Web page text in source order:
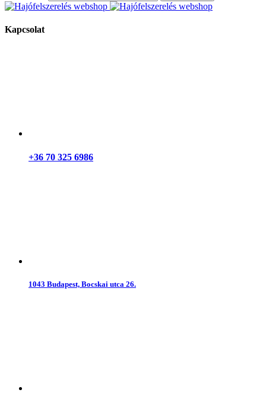
Kapcsolat
+36 70 325 6986
1043 Budapest, Bocskai utca 26.